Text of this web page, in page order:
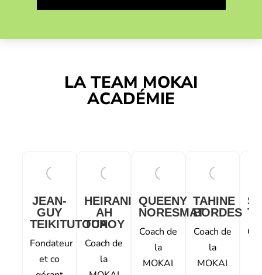
LA TEAM MOKAI
ACADÉMIE
JEAN-
GUY
TEIKITUTOUA
Fondateur
et co
HEIRANI
AH
TCHOY
Coach de
la
QUEENY
NORESMAT
Coach de
la
MOKAI
TAHINE
BORDES
Coach de
la
MOKAI